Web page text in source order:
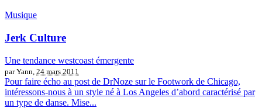
Musique
Jerk Culture
Une tendance westcoast émergente
par Yann, 24 mars 2011
Pour faire écho au post de DrNoze sur le Footwork de Chicago,
intéressons-nous à un style né à Los Angeles d’abord caractérisé par
un type de danse. Mise...